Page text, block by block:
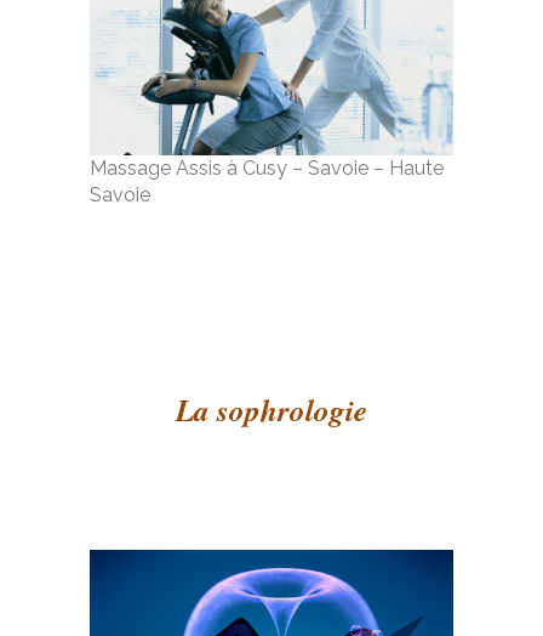
Massage Assis à Cusy – Savoie – Haute
Savoie
La sophrologie